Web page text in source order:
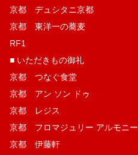
京都 デュシタニ京都
京都 東洋一の蕎麦
RF1
■ いただきもの御礼
京都 つなぐ食堂
京都 アン ソン ドゥ
京都 レジス
京都 フロマジュリー アルモニー
京都 伊藤軒